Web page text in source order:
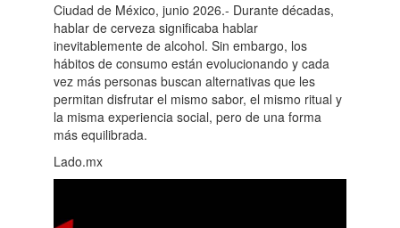
Ciudad de México, junio 2026.- Durante décadas,
hablar de cerveza significaba hablar
inevitablemente de alcohol. Sin embargo, los
hábitos de consumo están evolucionando y cada
vez más personas buscan alternativas que les
permitan disfrutar el mismo sabor, el mismo ritual y
la misma experiencia social, pero de una forma
más equilibrada.
Lado.mx